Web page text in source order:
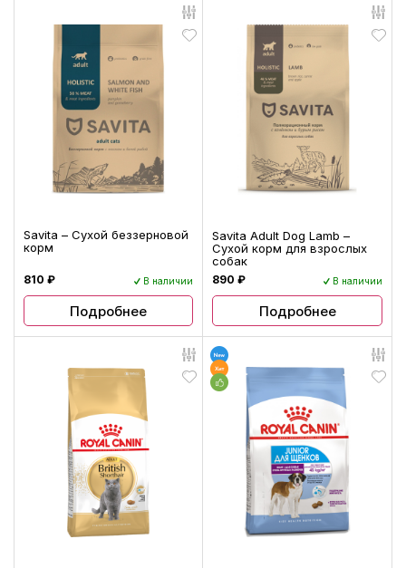
Savita – Сухой беззерновой
корм
810 ₽ В наличии
Подробнее
Savita Adult Dog Lamb –
Сухой корм для взрослых
собак
890 ₽ В наличии
Подробнее